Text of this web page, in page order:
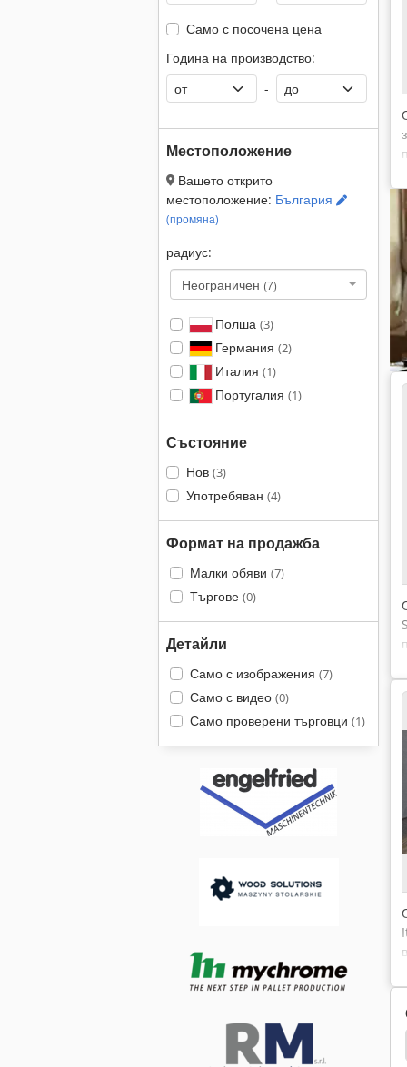
Само с посочена цена
Година на производство:
-
Местоположение
Вашето открито
местоположение: България
(промяна)
радиус:
Неограничен (7)
Полша (3)
Германия (2)
Италия (1)
Португалия (1)
Състояние
Нов (3)
Употребяван (4)
Формат на продажба
Малки обяви (7)
Търгове (0)
Детайли
Само с изображения (7)
Само с видео (0)
Само проверени търговци (1)
Htc Twister System